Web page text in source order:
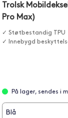
Trolsk
Pro Max)
✓ Støtbestandig TPU
✓ Innebygd
På lager, sendes i
Blå